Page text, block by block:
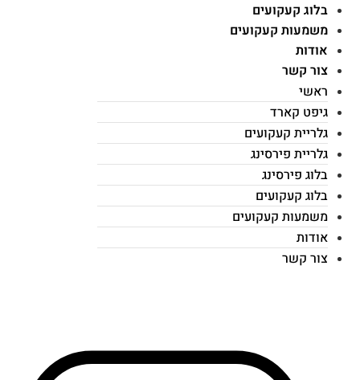
בלוג קעקועים
משמעות קעקועים
אודות
צור קשר
ראשי
גיפט קארד
גלריית קעקועים
גלריית פירסינג
בלוג פירסינג
בלוג קעקועים
משמעות קעקועים
אודות
צור קשר